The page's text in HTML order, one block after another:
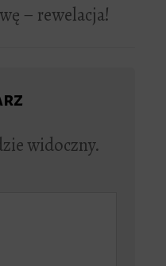
– rewelacja!
widoczny.